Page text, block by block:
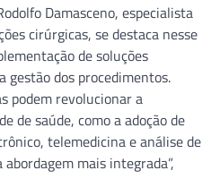
Damasceno, especialista
cirúrgicas, se destaca nesse
de soluções
gestão dos procedimentos.
podem revolucionar a
de saúde, como a adoção de
telemedicina e análise de
mais integrada”,